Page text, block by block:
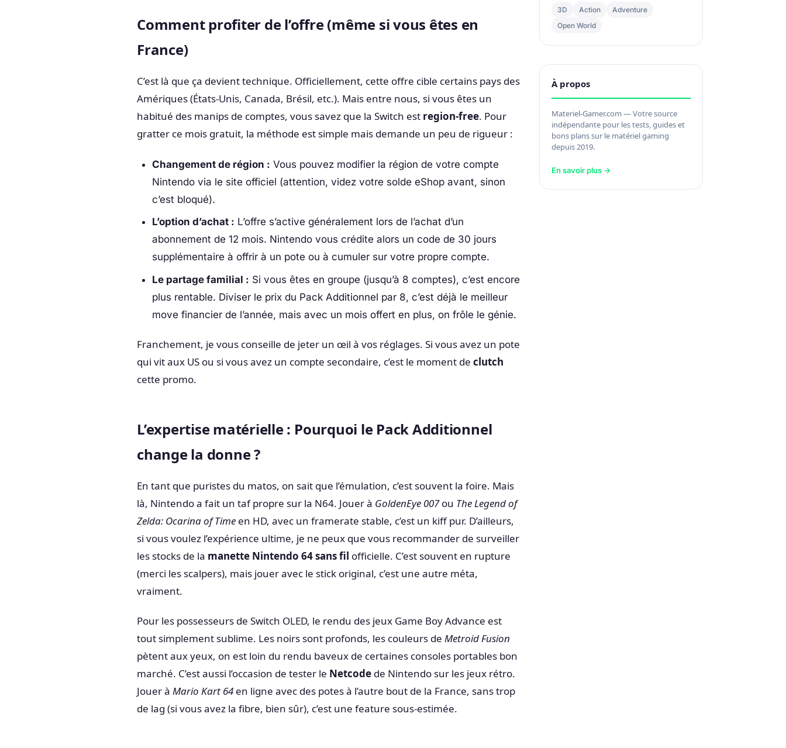
Comment profiter de l’offre (même si vous êtes en
France)
C’est là que ça devient technique. Officiellement, cette offre cible certains pays des
Amériques (États-Unis, Canada, Brésil, etc.). Mais entre nous, si vous êtes un
habitué des manips de comptes, vous savez que la Switch est region-free. Pour
gratter ce mois gratuit, la méthode est simple mais demande un peu de rigueur :
Changement de région : Vous pouvez modifier la région de votre compte
Nintendo via le site officiel (attention, videz votre solde eShop avant, sinon
c’est bloqué).
L’option d’achat : L’offre s’active généralement lors de l’achat d’un
abonnement de 12 mois. Nintendo vous crédite alors un code de 30 jours
supplémentaire à offrir à un pote ou à cumuler sur votre propre compte.
Le partage familial : Si vous êtes en groupe (jusqu’à 8 comptes), c’est encore
plus rentable. Diviser le prix du Pack Additionnel par 8, c’est déjà le meilleur
move financier de l’année, mais avec un mois offert en plus, on frôle le génie.
Franchement, je vous conseille de jeter un œil à vos réglages. Si vous avez un pote
qui vit aux US ou si vous avez un compte secondaire, c’est le moment de clutch
cette promo.
L’expertise matérielle : Pourquoi le Pack Additionnel
change la donne ?
En tant que puristes du matos, on sait que l’émulation, c’est souvent la foire. Mais
là, Nintendo a fait un taf propre sur la N64. Jouer à GoldenEye 007ou The Legend of
Zelda: Ocarina of Time en HD, avec un framerate stable, c’est un kiff pur. D’ailleurs,
si vous voulez l’expérience ultime, je ne peux que vous recommander de surveiller
les stocks de la manette Nintendo 64 sans fil officielle. C’est souvent en rupture
(merci les scalpers), mais jouer avec le stick original, c’est une autre méta,
vraiment.
Pour les possesseurs de Switch OLED, le rendu des jeux Game Boy Advance est
tout simplement sublime. Les noirs sont profonds, les couleurs de Metroid Fusion
pètent aux yeux, on est loin du rendu baveux de certaines consoles portables bon
marché. C’est aussi l’occasion de tester le Netcode de Nintendo sur les jeux rétro.
Jouer à Mario Kart 64 en ligne avec des potes à l’autre bout de la France, sans trop
de lag (si vous avez la fibre, bien sûr), c’est une feature sous-estimée.
3D Action
Adventure
Open World
À propos
Materiel-Gamer.com — Votre source
indépendante pour les tests, guides et
bons plans sur le matériel gaming
depuis 2019.
En savoir plus →